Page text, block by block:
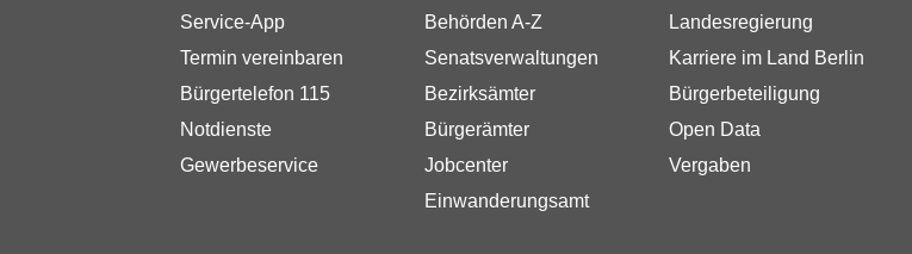
Service-App
Termin vereinbaren
Bürgertelefon 115
Notdienste
Gewerbeservice
Behörden A-Z
Senatsverwaltungen
Bezirksämter
Bürgerämter
Jobcenter
Einwanderungsamt
Landesregierung
Karriere im Land Berlin
Bürgerbeteiligung
Open Data
Vergaben